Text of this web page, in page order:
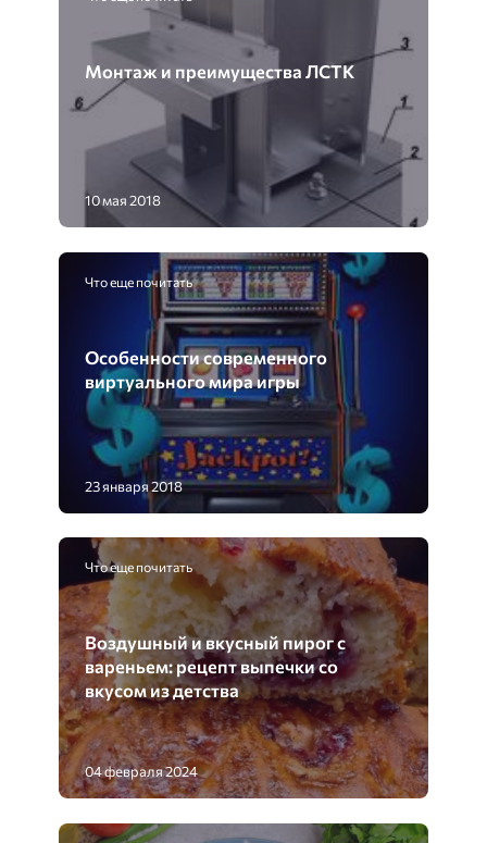
Монтаж и преимущества ЛСТК
10 мая 2018
Что еще почитать
Особенности современного
виртуального мира игры
23 января 2018
Что еще почитать
Воздушный и вкусный пирог с
вареньем: рецепт выпечки со
вкусом из детства
04 февраля 2024